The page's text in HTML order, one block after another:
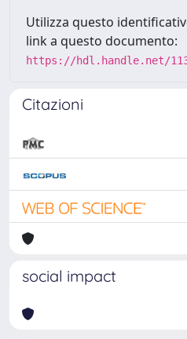
Utilizza questo
link a questo documento:
https://hdl.handle.net/
Citazioni
social impact